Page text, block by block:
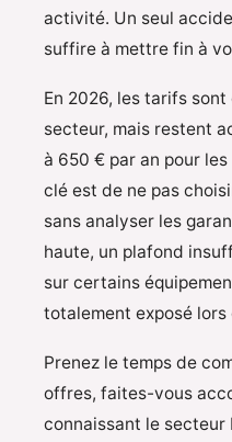
activité. Un seul
suffire à mettre fin à
En 2026, les tarifs
secteur, mais restent
à 650 € par an pour
clé est de ne pas
sans analyser les
haute, un plafond
sur certains
totalement exposé lors
Prenez le temps de
offres, faites-vous
connaissant le